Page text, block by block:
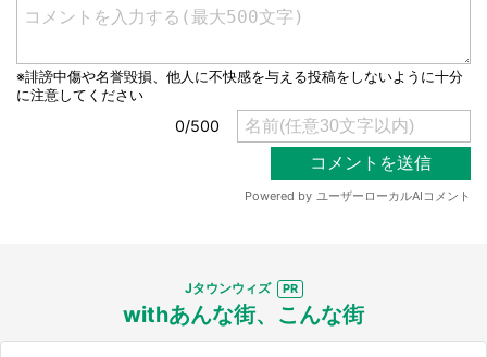
Jタウンウィズ
withあんな街、こんな街